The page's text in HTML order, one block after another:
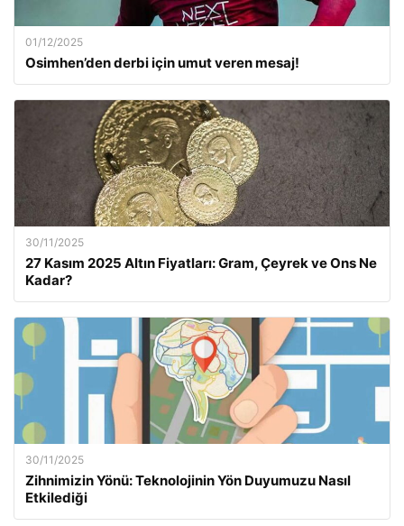
01/12/2025
Osimhen’den derbi için umut veren mesaj!
30/11/2025
27 Kasım 2025 Altın Fiyatları: Gram, Çeyrek ve Ons Ne
Kadar?
30/11/2025
Zihnimizin Yönü: Teknolojinin Yön Duyumuzu Nasıl
Etkilediği